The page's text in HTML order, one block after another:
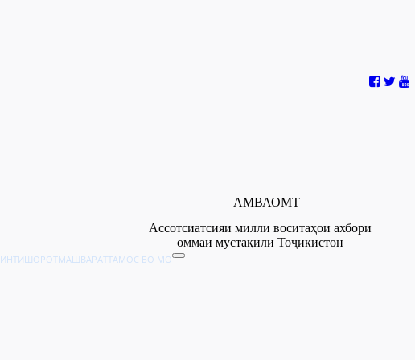
АМВАОМТ
Ассотсиатсияи милли воситаҳои ахбори
оммаи мустақили Тоҷикистон
ИНТИШОРОТМАШВАРАТТАМОС БО МО